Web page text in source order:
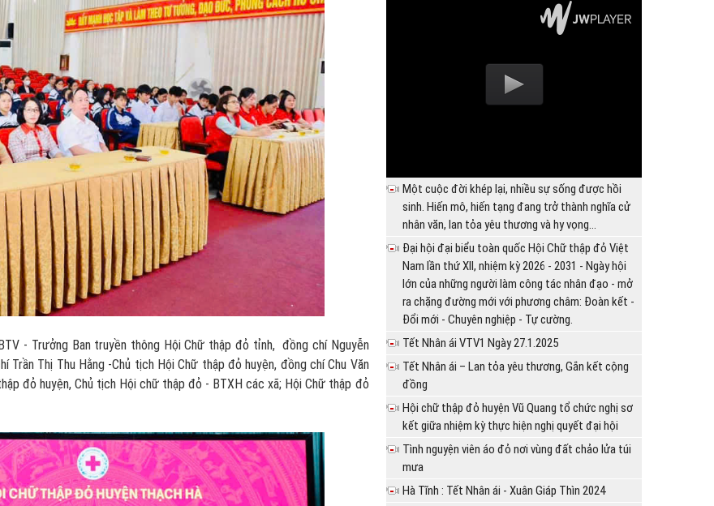
- Trưởng Ban truyền thông Hội Chữ thập đỏ tỉnh, đồng chí Nguyễn
Trần Thị Thu Hằng -Chủ tịch Hội Chữ thập đỏ huyện, đồng chí Chu Văn
đỏ huyện, Chủ tịch Hội chữ thập đỏ - BTXH các xã; Hội Chữ thập đỏ
Một cuộc đời khép lại, nhiều sự sống được hồi
sinh. Hiến mô, hiến tạng đang trở thành nghĩa cử
nhân văn, lan tỏa yêu thương và hy vọng...
Đại hội đại biểu toàn quốc Hội Chữ thập đỏ Việt
Nam lần thứ XII, nhiệm kỳ 2026 - 2031 - Ngày hội
lớn của những người làm công tác nhân đạo - mở
ra chặng đường mới với phương châm: Đoàn kết -
Đổi mới - Chuyên nghiệp - Tự cường.
Tết Nhân ái VTV1 Ngày 27.1.2025
Tết Nhân ái – Lan tỏa yêu thương, Gắn kết cộng
đồng
Hội chữ thập đỏ huyện Vũ Quang tổ chức nghị sơ
kết giữa nhiệm kỳ thực hiện nghị quyết đại hội
Tình nguyện viên áo đỏ nơi vùng đất chảo lửa túi
mưa
Hà Tĩnh : Tết Nhân ái - Xuân Giáp Thìn 2024